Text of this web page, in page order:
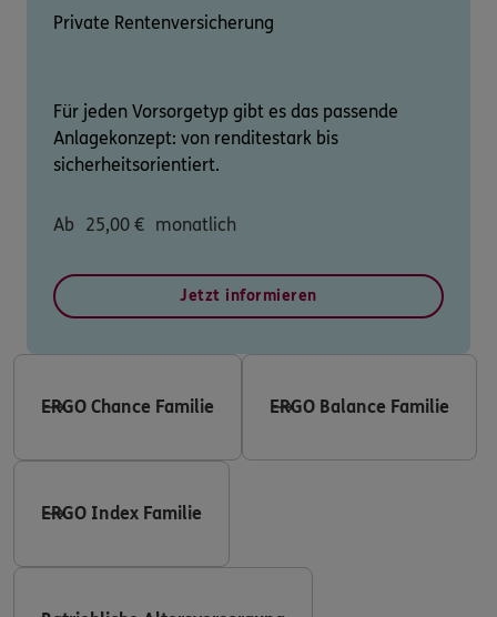
Private Rentenversicherung
Für jeden Vorsorgetyp gibt es das passende
Anlagekonzept: von renditestark bis
sicherheitsorientiert.
Ab 25,00 € monatlich
Jetzt informieren
ERGO Chance Familie ERGO Balance Familie
ERGO Index Familie